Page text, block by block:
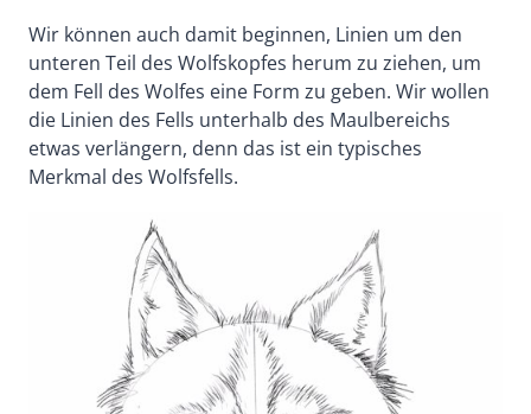
Wir können auch damit beginnen, Linien um den
unteren Teil des Wolfskopfes herum zu ziehen, um
dem Fell des Wolfes eine Form zu geben. Wir wollen
die Linien des Fells unterhalb des Maulbereichs
etwas verlängern, denn das ist ein typisches
Merkmal des Wolfsfells.